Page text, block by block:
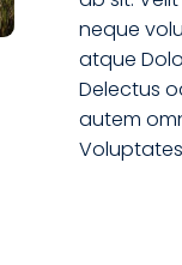
neque
atque
Delectus
autem